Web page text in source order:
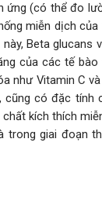
ứng (có thể đo
miễn dịch của
Βeta glucans
của các tế bào
như Vitamin C
cũng có đặc tính
kích thích
trong giai đoạn